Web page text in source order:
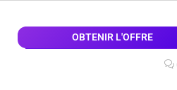
OBTENIR L'OFFRE